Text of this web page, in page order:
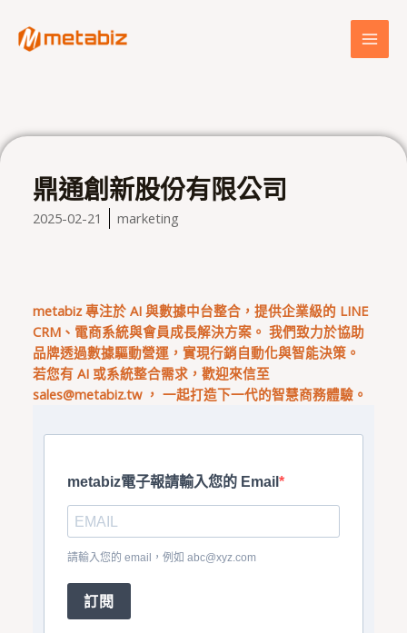
鼎通創新股份有限公司
2025-02-21 marketing
metabiz 專注於 AI 與數據中台整合，提供企業級的 LINE
CRM、電商系統與會員成長解決方案。 我們致力於協助
品牌透過數據驅動營運，實現行銷自動化與智能決策。
若您有 AI 或系統整合需求，歡迎來信至
sales@metabiz.tw， 一起打造下一代的智慧商務體驗。
metabiz電子報請輸入您的 Email
請輸入您的 email，例如 abc@xyz.com
訂閱